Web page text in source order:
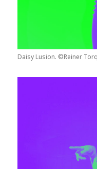
Daisy Lusion. ©Reiner